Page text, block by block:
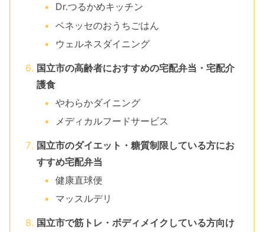
Dr.つるかめキッチン
ベネッセのおうちごはん
ウェルネスダイニング
国立市の高齢者におすすめの宅配弁当・宅配介
護食
やわらかダイニング
メディカルフードサービス
国立市のダイエット・糖質制限している方にお
すすめ宅配弁当
健康直球便
マッスルデリ
国立市で筋トレ・ボディメイクしている方向け